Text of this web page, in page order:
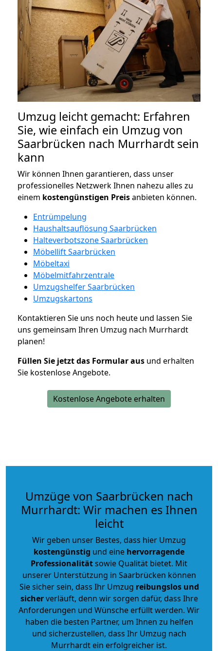
Umzug leicht gemacht: Erfahren
Sie, wie einfach ein Umzug von
Saarbrücken nach Murrhardt sein
kann
Wir können Ihnen garantieren, dass unser
professionelles Netzwerk Ihnen nahezu alles zu
einem kostengünstigen Preisanbieten können.
Entrümpelung
Haushaltsauflösung Saarbrücken
Halteverbotszone Saarbrücken
Möbellift Saarbrücken
Möbeltaxi
Möbelmitfahrzentrale
Umzugshelfer Saarbrücken
Umzugskartons
Kontaktieren Sie uns noch heute und lassen Sie
uns gemeinsam Ihren Umzug nach Murrhardt
planen!
Füllen Sie jetzt das Formular aus und erhalten
Sie kostenlose Angebote.
Kostenlose Angebote erhalten
Umzüge von Saarbrücken nach
Murrhardt: Wir machen es Ihnen
leicht
Wir geben unser Bestes, dass hier Umzug
kostengünstig und eine hervorragende
Professionalitätsowie Qualität bietet. Mit
unserer Unterstützung in Saarbrücken können
Sie sicher sein, dass Ihr Umzug reibungslos und
sicherverläuft, denn wir sorgen dafür, dass Ihre
Anforderungen und Wünsche erfüllt werden. Wir
haben die besten Partner, um Ihnen zu helfen
und sicherzustellen, dass Ihr Umzug nach
Murrhardt ein erfolgreicher ist.